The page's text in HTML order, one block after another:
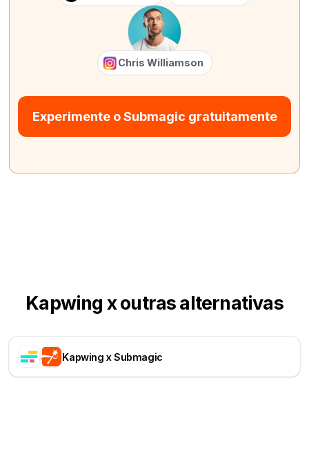
Chris Williamson
Experimente o Submagic gratuitamente
Kapwing x outras alternativas
Kapwing x Submagic